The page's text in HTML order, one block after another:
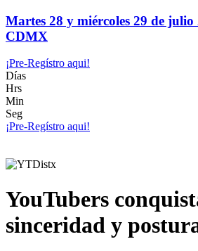
Martes 28 y miércoles 29 de
CDMX
¡Pre-Regístro aqui!
Días
Hrs
Min
Seg
¡Pre-Regístro aqui!
YouTubers
sinceridad y